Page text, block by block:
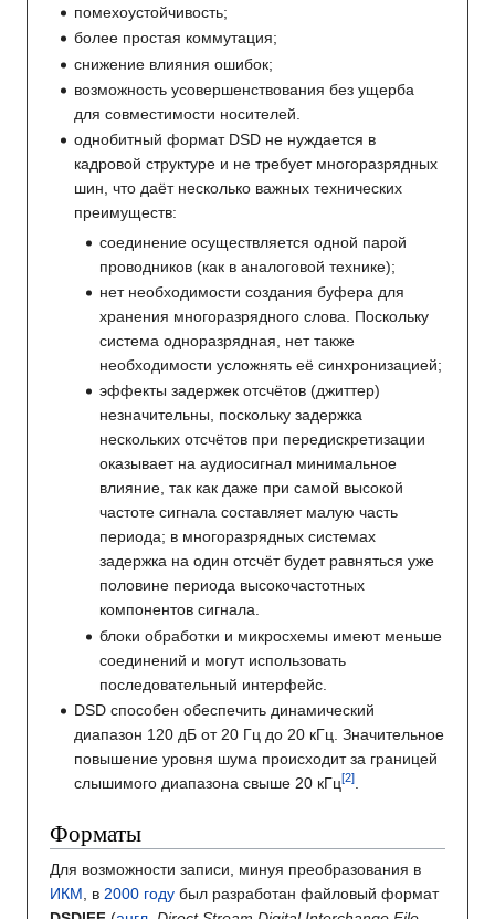
помехоустойчивость;
более простая коммутация;
снижение влияния ошибок;
возможность усовершенствования без ущерба
для совместимости носителей.
однобитный формат DSD не нуждается в
кадровой структуре и не требует многоразрядных
шин, что даёт несколько важных технических
преимуществ:
соединение осуществляется одной парой
проводников (как в аналоговой технике);
нет необходимости создания буфера для
хранения многоразрядного слова. Поскольку
система одноразрядная, нет также
необходимости усложнять её синхронизацией;
эффекты задержек отсчётов (джиттер)
незначительны, поскольку задержка
нескольких отсчётов при передискретизации
оказывает на аудиосигнал минимальное
влияние, так как даже при самой высокой
частоте сигнала составляет малую часть
периода; в многоразрядных системах
задержка на один отсчёт будет равняться уже
половине периода высокочастотных
компонентов сигнала.
блоки обработки и микросхемы имеют меньше
соединений и могут использовать
последовательный интерфейс.
DSD способен обеспечить динамический
диапазон 120 дБ от 20 Гц до 20 кГц. Значительное
повышение уровня шума происходит за границей
слышимого диапазона свыше 20 кГц
Форматы
Для возможности записи, минуя преобразования в
ИКМ , в 2000 году был разработан файловый формат